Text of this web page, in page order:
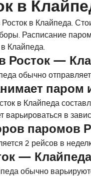
в
в Клайпеда.
Расписание
Клайпеда.
Росток —
обычно
паром
в Клайпеда
в
паромов
2 рейсов в
— Клайпеда
обычно